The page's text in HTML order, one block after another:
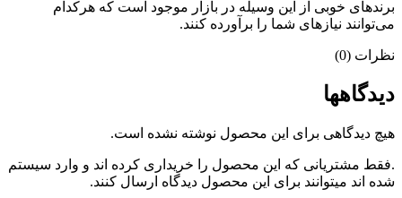
برندهای خوبی از این وسیله در بازار موجود است که هرکدام
می‌توانند نیازهای شما را برآورده کنند.
نظرات (0)
دیدگاهها
هیچ دیدگاهی برای این محصول نوشته نشده است.
.فقط مشتریانی که این محصول را خریداری کرده اند و وارد سیستم
شده اند میتوانند برای این محصول دیدگاه ارسال کنند.